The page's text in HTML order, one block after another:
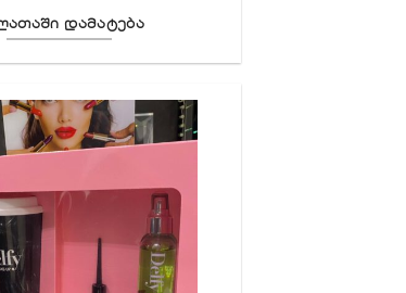
დამატება
სურვილების